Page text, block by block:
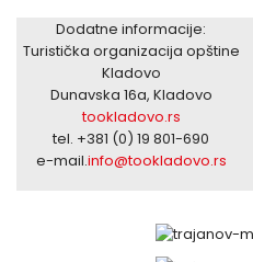
Dodatne informacije:
Turistička organizacija opštine
Kladovo
Dunavska 16a, Kladovo
tookladovo.rs
tel. +381 (0) 19 801-690
e-mail.info@tookladovo.rs